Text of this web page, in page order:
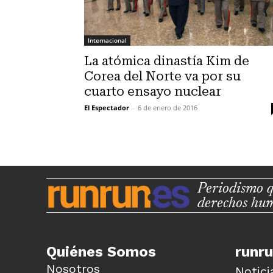
Internacional
La atómica dinastía Kim de
Corea del Norte va por su
cuarto ensayo nuclear
El Espectador - 6 de enero de 2016
Periodismo
derechos
Quiénes Somos
Nosotros